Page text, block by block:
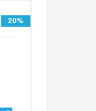
20%